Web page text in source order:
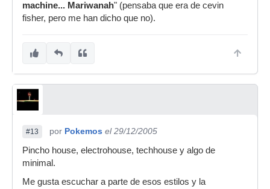
machine... Mariwanah" (pensaba que era de cevin
fisher, pero me han dicho que no).
#13 por Pokemos el 29/12/2005
Pincho house, electrohouse, techhouse y algo de
minimal.
Me gusta escuchar a parte de esos estilos y la